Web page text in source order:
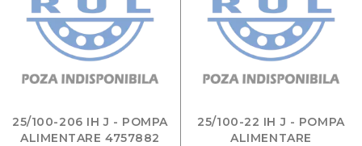
25/100-206 IH J - POMPA
ALIMENTARE 4757882
25/100-22 IH J - POMPA
ALIMENTARE